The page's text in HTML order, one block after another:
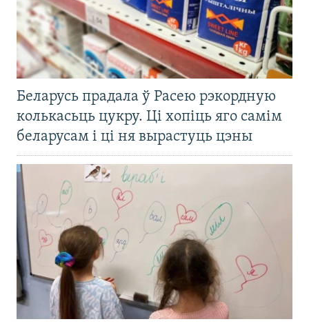
Беларусь прадала ў Расею рэкордную
колькасьць цукру. Ці хопіць яго самім
беларусам і ці ня вырастуць цэны